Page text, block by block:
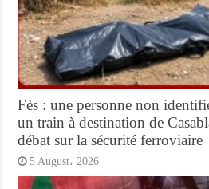
Fès : une personne non
un train à destination de
débat sur la sécurité ferroviaire
5 August، 2026